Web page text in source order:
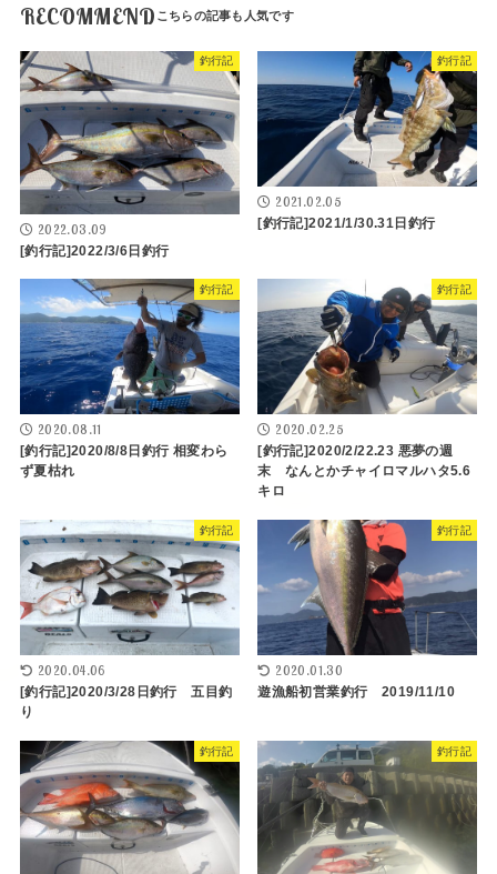
RECOMMEND
釣行記
2022.03.09
[釣行記]2022/3/6日釣行
釣行記
2021.02.05
[釣行記]2021/1/30.31日釣行
釣行記
2020.08.11
[釣行記]2020/8/8日釣行 相変わら
ず夏枯れ
釣行記
2020.02.25
[釣行記]2020/2/22.23 悪夢の週
末 なんとかチャイロマルハタ5.6
キロ
釣行記
2020.04.06
[釣行記]2020/3/28日釣行 五目釣
り
釣行記
2020.01.30
遊漁船初営業釣行 2019/11/10
釣行記 釣行記